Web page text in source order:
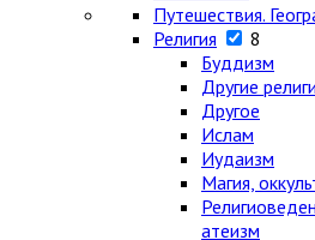
Путешествия.
Религия
8
Буддизм
Другие
Другое
Ислам
Иудаизм
Магия,
атеизм